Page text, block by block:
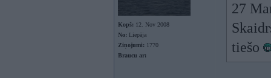
Kopš: 12. Nov 2008
No: Liepāja
Ziņojumi: 1770
Braucu ar:
27
tiešo